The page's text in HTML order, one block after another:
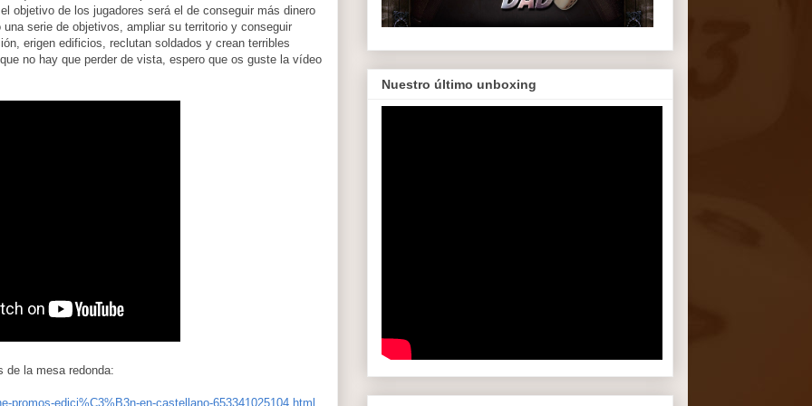
objetivo de los jugadores será el de conseguir más dinero
serie de objetivos, ampliar su territorio y conseguir
erigen edificios, reclutan soldados y crean terribles
no hay que perder de vista, espero que os guste la vídeo
de la mesa redonda:
promos-edici%C3%B3n-en-castellano-653341025104.html
Nuestro último unboxing